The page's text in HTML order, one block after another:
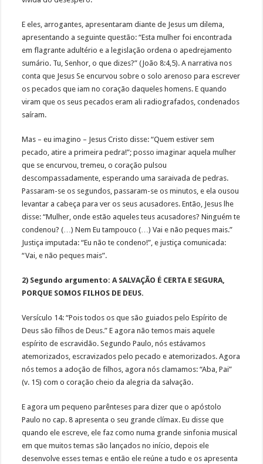
E eles, arrogantes, apresentaram diante de Jesus um dilema,
apresentando a seguinte questão: “Esta mulher foi encontrada
em flagrante adultério e a legislação ordena o apedrejamento
sumário. Tu, Senhor, o que dizes?” (João 8:4,5). A narrativa nos
conta que Jesus Se encurvou sobre o solo arenoso para escrever
os pecados que iam no coração daqueles homens. E quando
viram que os seus pecados eram ali radiografados, condenados
saíram.
Mas – eu imagino – Jesus Cristo disse: “Quem estiver sem
pecado, atire a primeira pedra!”; posso imaginar aquela mulher
que se encurvou, tremeu, o coração pulsou
descompassadamente, esperando uma saraivada de pedras.
Passaram-se os segundos, passaram-se os minutos, e ela ousou
levantar a cabeça para ver os seus acusadores. Então, Jesus lhe
disse: “Mulher, onde estão aqueles teus acusadores? Ninguém te
condenou? (…) Nem Eu tampouco (…) Vai e não peques mais.”
Justiça imputada: “Eu não te condeno!”, e justiça comunicada:
“Vai, e não peques mais”.
2) Segundo argumento: A SALVAÇÃO É CERTA E SEGURA,
PORQUE SOMOS FILHOS DE DEUS.
Versículo 14: “Pois todos os que são guiados pelo Espírito de
Deus são filhos de Deus.” E agora não temos mais aquele
espírito de escravidão. Segundo Paulo, nós estávamos
atemorizados, escravizados pelo pecado e atemorizados. Agora
nós temos a adoção de filhos, agora nós clamamos: “Aba, Pai”
(v. 15) com o coração cheio da alegria da salvação.
E agora um pequeno parênteses para dizer que o apóstolo
Paulo no cap. 8 apresenta o seu grande clímax. Eu disse que
quando ele escreve, ele faz como numa grande sinfonia musical
em que muitos temas são lançados no início, depois ele
desenvolve esses temas e então ele reúne a tudo e os apresenta